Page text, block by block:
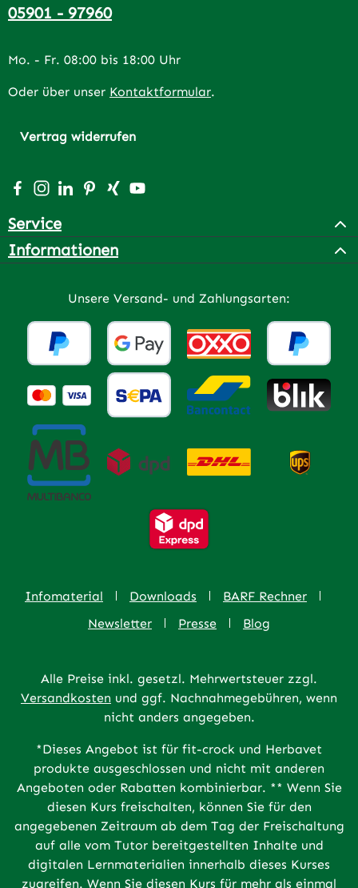
05901 - 97960
Mo. - Fr. 08:00 bis 18:00 Uhr
Oder über unser Kontaktformular.
Vertrag widerrufen
Besuche uns auf Facebook – öffnet in neuem Tab
Schau auf Instagram vorbei – öffnet in neuem Tab
Vernetze dich mit uns auf LinkedIn – öffnet in
Lass dich auf Pinterest inspirieren – öffnet
Vernetze dich mit uns auf Xing – öffnet
Sieh dir unsere Videos auf YouTube
Service
Informationen
Unsere Versand- und Zahlungsarten:
Infomaterial Downloads
BARF Rechner
Newsletter
Presse Blog
Alle Preise inkl. gesetzl. Mehrwertsteuer zzgl.
Versandkosten und ggf. Nachnahmegebühren, wenn
nicht anders angegeben.
*Dieses Angebot ist für fit-crock und Herbavet
produkte ausgeschlossen und nicht mit anderen
Angeboten oder Rabatten kombinierbar. ** Wenn Sie
diesen Kurs freischalten, können Sie für den
angegebenen Zeitraum ab dem Tag der Freischaltung
auf alle vom Tutor bereitgestellten Inhalte und
digitalen Lernmaterialien innerhalb dieses Kurses
zugreifen. Wenn Sie diesen Kurs für mehr als einmal